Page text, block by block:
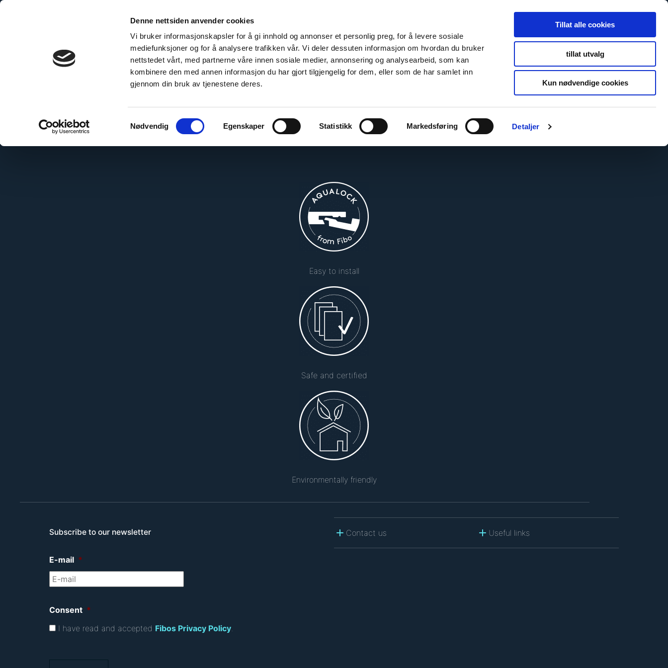
Denne nettsiden anvender cookies
Vi bruker informasjonskapsler for å gi innhold og annonser et personlig preg, for å levere sosiale
mediefunksjoner og for å analysere trafikken vår. Vi deler dessuten informasjon om hvordan du bruker
nettstedet vårt, med partnerne våre innen sosiale medier, annonsering og analysearbeid, som kan
kombinere den med annen informasjon du har gjort tilgjengelig for dem, eller som de har samlet inn
gjennom din bruk av tjenestene deres.
Samtykkevalg
Nødvendig Egenskaper Statistikk Markedsføring Detaljer
Tillat alle cookies
tillat utvalg
Kun nødvendige cookies
Skip
No posts were found.
Easy to install
Safe and certified
Environmentally friendly
Subscribe to our newsletter
E-mail *
Consent *
I have read and accepted Fibos Privacy Policy
Contact us Useful links